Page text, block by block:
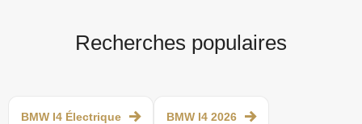
Recherches populaires
BMW I4 Électrique BMW I4 2026